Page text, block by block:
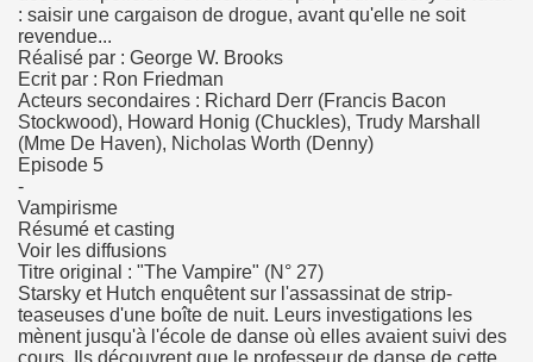
: saisir une cargaison de drogue, avant qu'elle ne soit
revendue...
Réalisé par : George W. Brooks
Ecrit par : Ron Friedman
Acteurs secondaires : Richard Derr (Francis Bacon
Stockwood), Howard Honig (Chuckles), Trudy Marshall
(Mme De Haven), Nicholas Worth (Denny)
Episode 5
-
Vampirisme
Résumé et casting
Voir les diffusions
Titre original : "The Vampire" (N° 27)
Starsky et Hutch enquêtent sur l'assassinat de strip-
teaseuses d'une boîte de nuit. Leurs investigations les
mènent jusqu'à l'école de danse où elles avaient suivi des
cours. Ils découvrent que le professeur de danse de cette